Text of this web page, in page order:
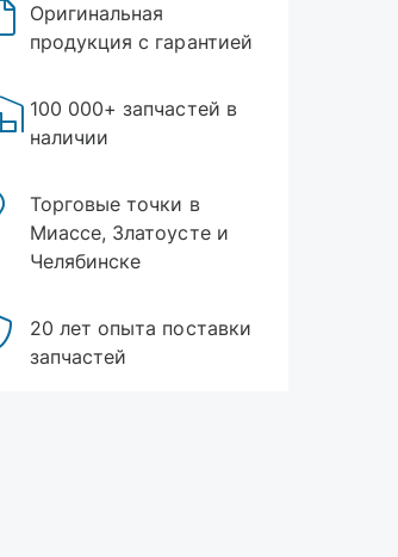
Оригинальная
продукция с гарантией
100 000+ запчастей в
наличии
Торговые точки в
Миассе, Златоусте и
Челябинске
20 лет опыта поставки
запчастей